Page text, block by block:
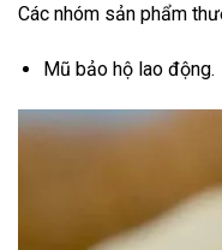
Các nhóm sản phẩm
Mũ bảo hộ lao động.